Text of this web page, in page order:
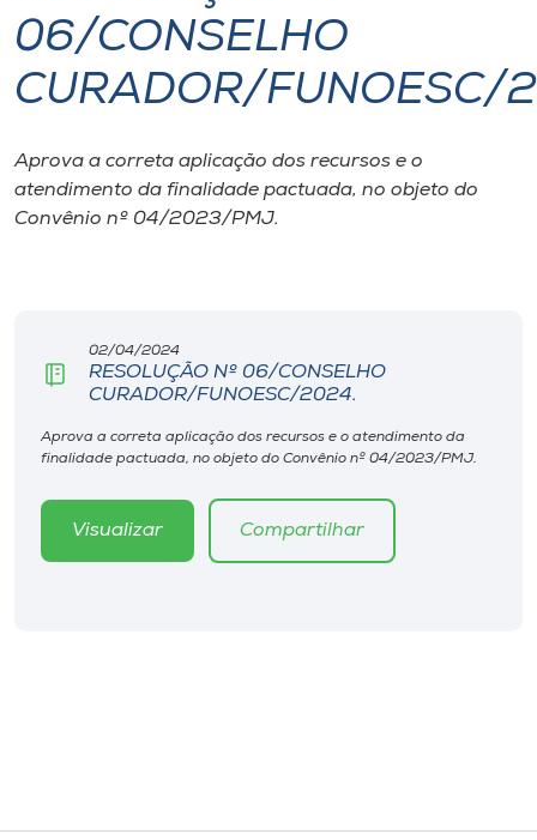
I.nova
Cultura
Editora
Museu
06/CONSELHO
CURADOR/FUNOESC/
Aprova a correta aplicação dos recursos e o
atendimento da finalidade pactuada, no objeto do
Convênio nº 04/2023/PMJ.
02/04/2024
RESOLUÇÃO Nº 06/CONSELHO
CURADOR/FUNOESC/2024.
Aprova a correta aplicação dos recursos e o atendimento da
finalidade pactuada, no objeto do Convênio nº 04/2023/PMJ.
Visualizar Compartilhar